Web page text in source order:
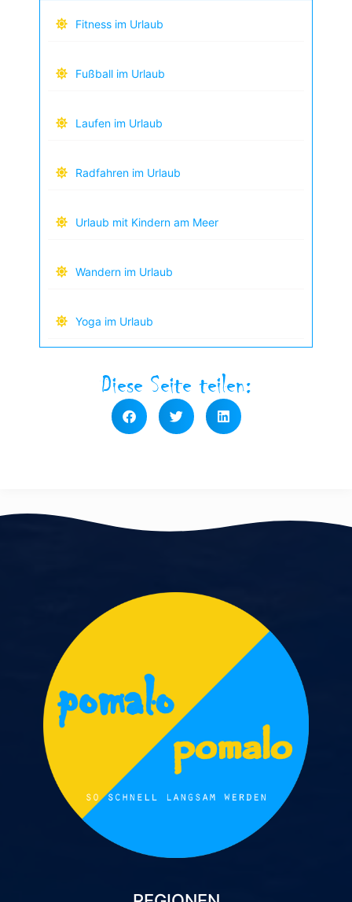
Fitness im Urlaub
Fußball im Urlaub
Laufen im Urlaub
Radfahren im Urlaub
Urlaub mit Kindern am Meer
Wandern im Urlaub
Yoga im Urlaub
Diese Seite teilen: